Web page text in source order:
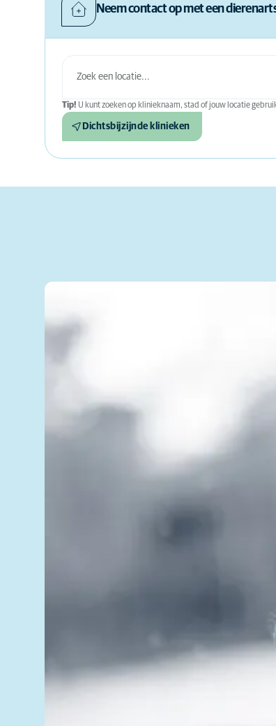
Neem contact op met een
Tip! U kunt zoeken op klinieknaam, stad of jouw locatie
Dichtsbijzijnde klinieken